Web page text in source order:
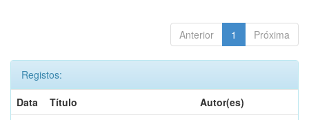
Anterior 1 Próxima
Registos:
Data
Título
Autor(es)